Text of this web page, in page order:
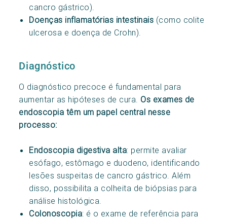
cancro gástrico).
Doenças inflamatórias intestinais (como colite
ulcerosa e doença de Crohn).
Diagnóstico
O diagnóstico precoce é fundamental para
aumentar as hipóteses de cura. Os exames de
endoscopia têm um papel central nesse
processo:
Endoscopia digestiva alta: permite avaliar
esófago, estômago e duodeno, identificando
lesões suspeitas de cancro gástrico. Além
disso, possibilita a colheita de biópsias para
análise histológica.
Colonoscopia: é o exame de referência para